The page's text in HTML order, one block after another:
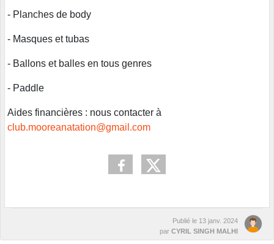
- Planches de body
- Masques et tubas
- Ballons et balles en tous genres
- Paddle
Aides financières : nous contacter à
club.mooreanatation@gmail.com
Publié le 13 janv. 2024
par CYRIL SINGH MALHI